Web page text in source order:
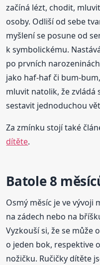
začíná lézt, chodit,
osoby. Odliší od sebe
myšlení se posune od
k symbolickému.
po prvních
jako haf-haf či bum-
mluvit natolik, že zvládá
sestavit jednoduchou
Za zmínku stojí také
dítěte.
Batole 8
Osmý měsíc je ve vývoji
na zádech nebo na
Vyzkouší si, že se může
o jeden bok, respektive
nožičku. Ručičky dítěte